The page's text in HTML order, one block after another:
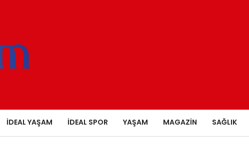
İDEAL YAŞAM İDEAL SPOR YAŞAM MAGAZIN SAĞLIK